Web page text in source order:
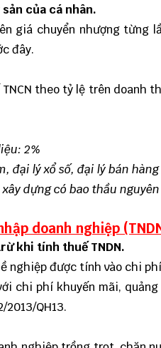
của cá nhân.
giá chuyển nhượng từng
đây.
theo tỷ lệ trên doanh
2%
đại lý xổ số, đại lý bán hàng
dựng có bao thầu
doanh nghiệp
khi tính thuế TNDN.
nghiệp được tính vào chi
chi phí khuyến mãi,
2013/QH13.